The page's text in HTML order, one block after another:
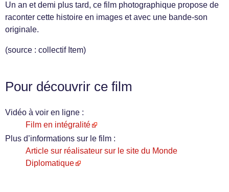
Un an et demi plus tard, ce film photographique propose de
raconter cette histoire en images et avec une bande-son
originale.
(source : collectif Item)
Pour découvrir ce film
Vidéo à voir en ligne :
Film en intégralité
Plus d’informations sur le film :
Article sur réalisateur sur le site du Monde
Diplomatique